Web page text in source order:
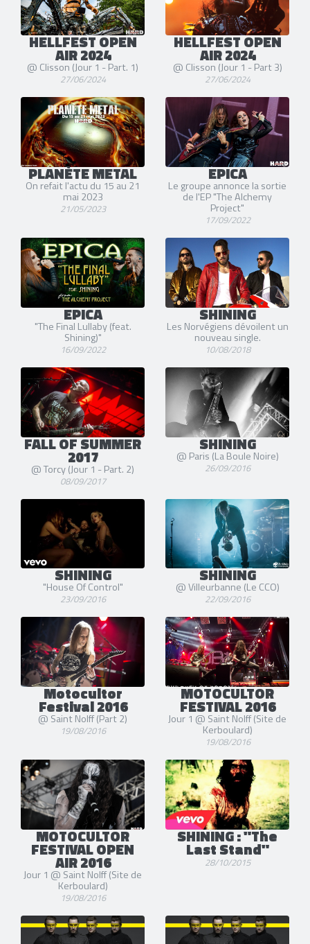
HELLFEST OPEN
AIR 2024
@ Clisson (Jour 1 - Part. 1)
27/06/2024
HELLFEST OPEN
AIR 2024
@ Clisson (Jour 1 - Part 3)
27/06/2024
PLANÈTE METAL
On refait l'actu du 15 au 21
mai 2023
21/05/2023
EPICA
Le groupe annonce la sortie
de l'EP "The Alchemy
Project"
17/09/2022
EPICA
"The Final Lullaby (feat.
Shining)"
16/09/2022
SHINING
Les Norvégiens dévoilent un
nouveau single.
10/08/2018
FALL OF SUMMER
2017
@ Torcy (Jour 1 - Part. 2)
08/09/2017
SHINING
@ Paris (La Boule Noire)
26/09/2016
SHINING
"House Of Control"
23/09/2016
SHINING
@ Villeurbanne (Le CCO)
22/09/2016
Motocultor
Festival 2016
@ Saint Nolff (Part 2)
19/08/2016
MOTOCULTOR
FESTIVAL 2016
Jour 1 @ Saint Nolff (Site de
Kerboulard)
19/08/2016
MOTOCULTOR
FESTIVAL OPEN
AIR 2016
Jour 1 @ Saint Nolff (Site de
Kerboulard)
19/08/2016
SHINING : "The
Last Stand"
28/10/2015